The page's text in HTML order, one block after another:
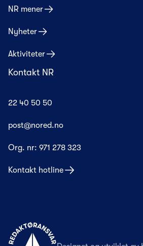
NR mener
Nyheter
Aktiviteter
Kontakt NR
22 40 50 50
post@nored.no
Org. nr: 971 278 323
Kontakt hotline
Til forsiden